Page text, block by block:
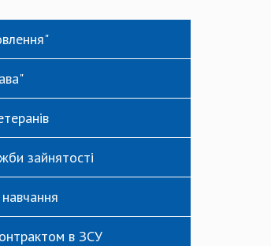
зайнятості
в ЗСУ